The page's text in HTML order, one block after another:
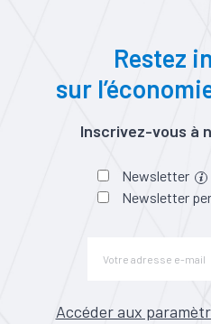
Restez
sur
Inscrivez-vous à
Newsletter
Newsletter
Accéder aux